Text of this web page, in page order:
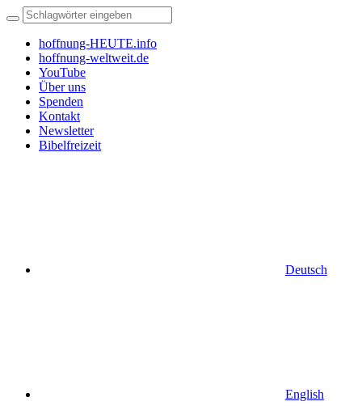
hoffnung-HEUTE.info
hoffnung-weltweit.de
YouTube
Über uns
Spenden
Kontakt
Newsletter
Bibelfreizeit
Deutsch
English